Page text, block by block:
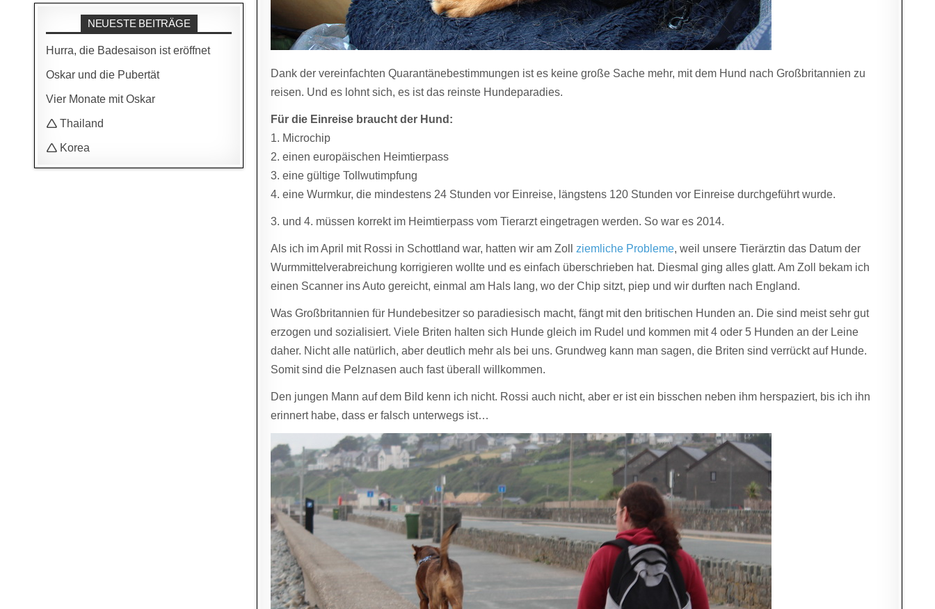
Dank der vereinfachten Quarantänebestimmungen ist es keine große Sache mehr, mit dem Hund nach Großbritannien zu
reisen. Und es lohnt sich, es ist das reinste Hundeparadies.
Für die Einreise braucht der Hund:
1. Microchip
2. einen europäischen Heimtierpass
3. eine gültige Tollwutimpfung
4. eine Wurmkur, die mindestens 24 Stunden vor Einreise, längstens 120 Stunden vor Einreise durchgeführt wurde.
3. und 4. müssen korrekt im Heimtierpass vom Tierarzt eingetragen werden. So war es 2014.
Als ich im April mit Rossi in Schottland war, hatten wir am Zoll ziemliche Probleme, weil unsere Tierärztin das Datum der
Wurmmittelverabreichung korrigieren wollte und es einfach überschrieben hat. Diesmal ging alles glatt. Am Zoll bekam ich
einen Scanner ins Auto gereicht, einmal am Hals lang, wo der Chip sitzt, piep und wir durften nach England.
Was Großbritannien für Hundebesitzer so paradiesisch macht, fängt mit den britischen Hunden an. Die sind meist sehr gut
erzogen und sozialisiert. Viele Briten halten sich Hunde gleich im Rudel und kommen mit 4 oder 5 Hunden an der Leine
daher. Nicht alle natürlich, aber deutlich mehr als bei uns. Grundweg kann man sagen, die Briten sind verrückt auf Hunde.
Somit sind die Pelznasen auch fast überall willkommen.
Den jungen Mann auf dem Bild kenn ich nicht. Rossi auch nicht, aber er ist ein bisschen neben ihm herspaziert, bis ich ihn
erinnert habe, dass er falsch unterwegs ist…
NEUESTE BEITRÄGE
Hurra, die Badesaison ist eröffnet
Oskar und die Pubertät
Vier Monate mit Oskar
🛆 Thailand
🛆 Korea